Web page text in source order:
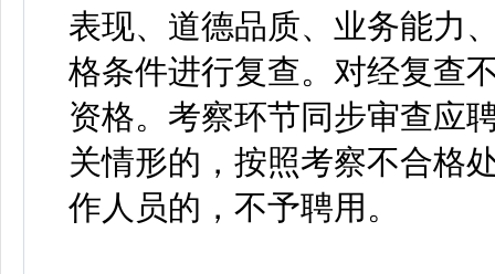
表现、道德品质、业务能力
格条件进行复查。对经复查
资格。考察环节同步审查应
关情形的，按照考察不合格
作人员的，不予聘用。